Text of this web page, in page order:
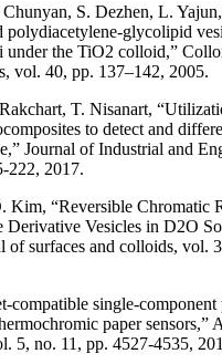
Chunyan, S. Dezhen, L.
polydiacetylene-glycolipid
under the TiO2 colloid,”
vol. 40, pp. 137–142, 2005.
T. Nisanart,
to detect and
Journal of Industrial and
222, 2017.
Kim, “Reversible Chromatic
Derivative Vesicles in D2O
of surfaces and colloids, vol.
compatible single-component
paper sensors,”
5, no. 11, pp. 4527-4535,